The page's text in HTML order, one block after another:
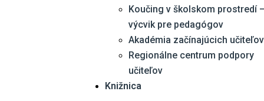
Koučing v školskom prostredí
výcvik pre pedagógov
Akadémia začínajúcich učiteľov
Regionálne centrum podpory
učiteľov
Knižnica